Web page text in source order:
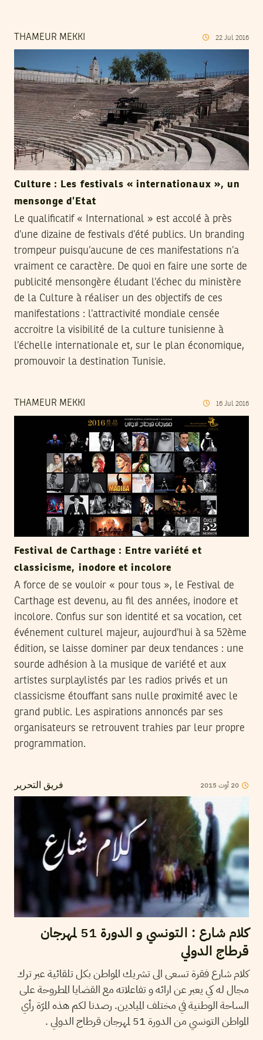
THAMEUR MEKKI 22 Jul 2016
Culture : Les festivals « internationaux », un
mensonge d’Etat
Le qualificatif « International » est accolé à près
d’une dizaine de festivals d’été publics. Un branding
trompeur puisqu’aucune de ces manifestations n’a
vraiment ce caractère. De quoi en faire une sorte de
publicité mensongère éludant l’échec du ministère
de la Culture à réaliser un des objectifs de ces
manifestations : l’attractivité mondiale censée
accroitre la visibilité de la culture tunisienne à
l’échelle internationale et, sur le plan économique,
promouvoir la destination Tunisie.
THAMEUR MEKKI 16 Jul 2016
Festival de Carthage : Entre variété et
classicisme, inodore et incolore
A force de se vouloir « pour tous », le Festival de
Carthage est devenu, au fil des années, inodore et
incolore. Confus sur son identité et sa vocation, cet
événement culturel majeur, aujourd’hui à sa 52ème
édition, se laisse dominer par deux tendances : une
sourde adhésion à la musique de variété et aux
artistes surplaylistés par les radios privés et un
classicisme étouffant sans nulle proximité avec le
grand public. Les aspirations annoncés par ses
organisateurs se retrouvent trahies par leur propre
programmation.
فريق التحرير 20 أوت 2015
كلام شارع : التونسي و الدورة 51 لمهرجان
قرطاج الدولي
كلام شارع فقرة تسعى الى تشريك المواطن بكل تلقائية عبر ترك
مجال له كي يعبر عن ارائه و تفاعلاته مع القضايا المطروحة على
الساحة الوطنية في مختلف الميادين. رصدنا لكم هذه المرّة رأي
المواطن التونسي من الدورة 51 لمهرجان قرطاج الدولي .